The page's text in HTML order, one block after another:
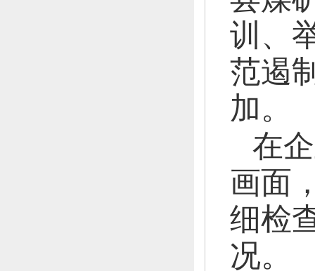
训、
范遏
加。
在
画面
细检
况。